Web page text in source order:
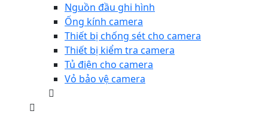
Nguồn đầu ghi hình
Ống kính camera
Thiết bị chống sét cho camera
Thiết bị kiểm tra camera
Tủ điện cho camera
Vỏ bảo vệ camera